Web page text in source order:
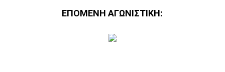
ΕΠΟΜΕΝΗ ΑΓΩΝΙΣΤΙΚΗ: